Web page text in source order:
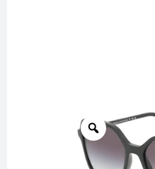
وخفيف الوزن، مصنوع من
لمسات ناعمة بتضمن لِك
النقاء بتوفر حماية
والأشعة فوق البنفسجية